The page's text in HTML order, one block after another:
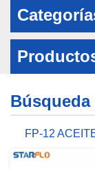
Búsqueda
FP-12
BOMBA EN EL